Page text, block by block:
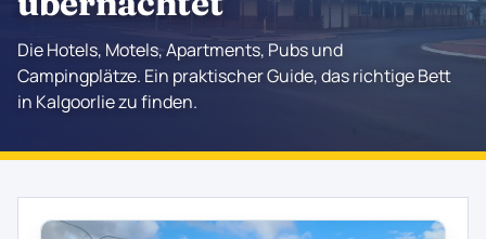
Die Hotels, Motels, Apartments, Pubs und
Campingplätze. Ein praktischer Guide, das richtige Bett
in Kalgoorlie zu finden.